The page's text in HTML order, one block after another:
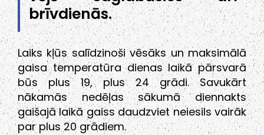
brīvdienās.
Laiks kļūs salīdzinoši vēsāks un maksimālā
gaisa temperatūra dienas laikā pārsvarā
būs plus 19, plus 24 grādi. Savukārt
nākamās nedēļas sākumā diennakts
gaišajā laikā gaiss daudzviet neiesils vairāk
par plus 20 grādiem.